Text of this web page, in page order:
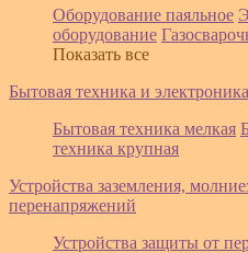
Оборудование паяльное
оборудование
Показать все
Бытовая техника и электроника
Бытовая техника мелкая
техника крупная
Устройства заземления,
перенапряжений
Устройства защиты от